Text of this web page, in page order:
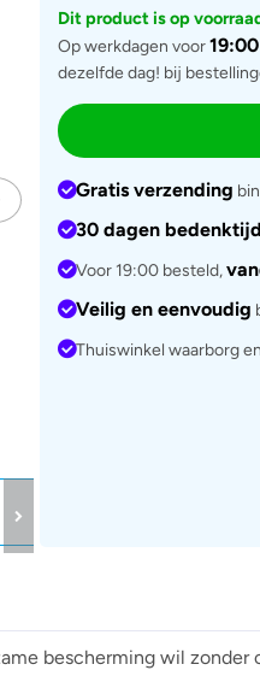
Dit product is op
Op werkdagen voor
dezelfde dag! bij
Gratis verzending
30 dagen bedenktijd
Voor 19:00 besteld,
Veilig en eenvoudig
Thuiswinkel waarborg
bescherming wil zonder